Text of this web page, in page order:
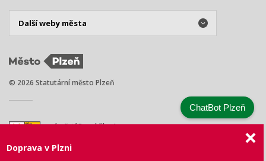
© 2026 Statutární město Plzeň
náměstí Republiky 1
Tel.: +420 378 031 111
Doprava v Plzni
ChatBot Plzeň